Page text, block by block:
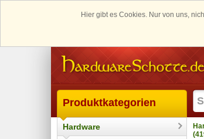
Hier gibt es Cookies. Nur von uns,
Produktkategorien
Hardware